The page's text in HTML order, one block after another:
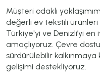
Müşteri odaklı
değerli ev tekstili
Türkiye'yi ve Denizli’yi
amaçlıyoruz. Çevre
sürdürülebilir kalkınmaya
gelişimi destekliyoruz.